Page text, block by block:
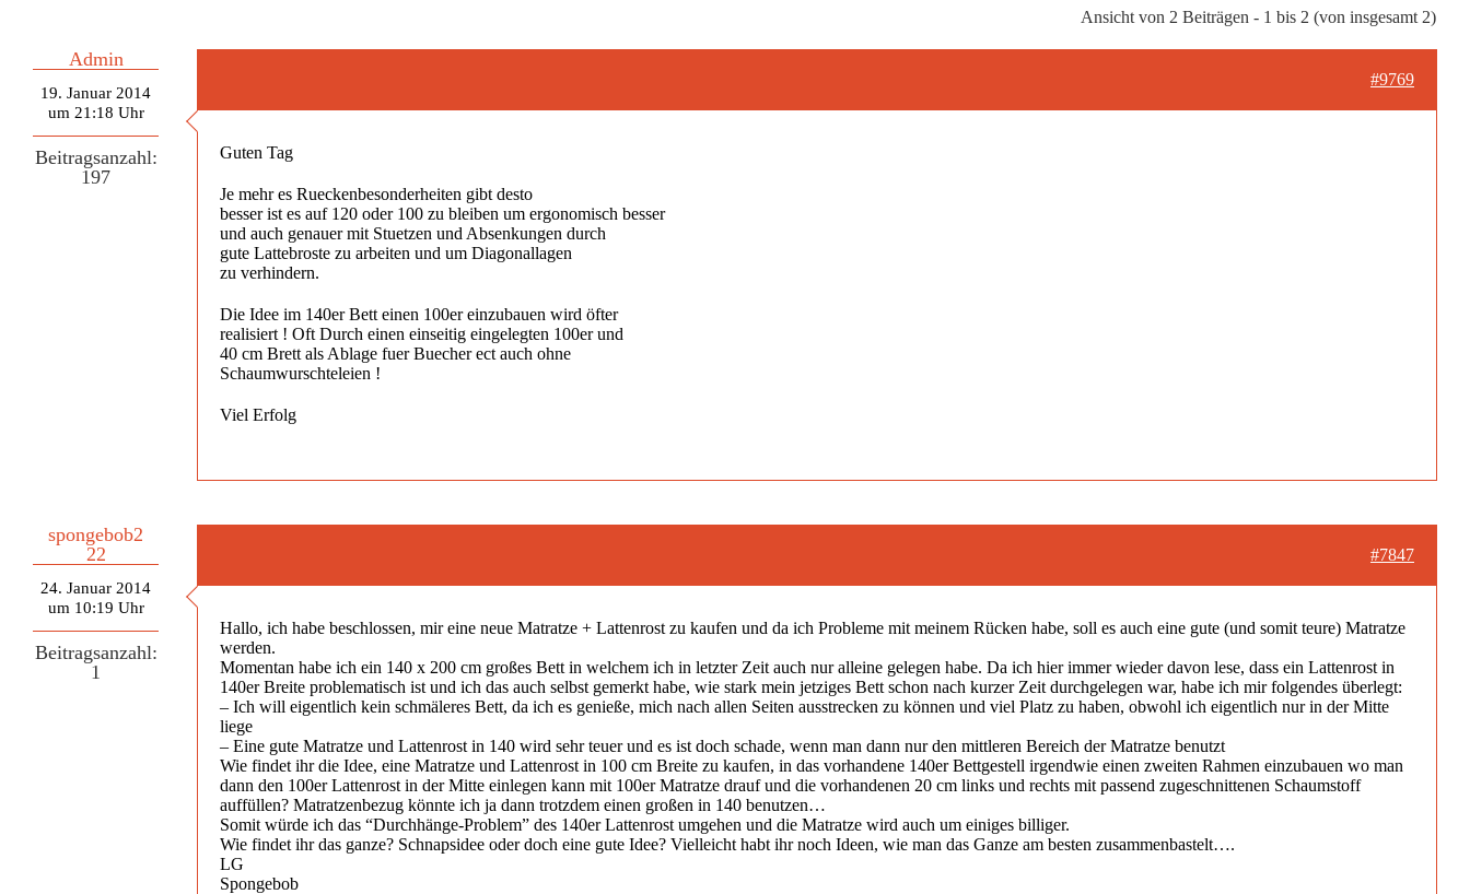
Ansicht von 2 Beiträgen - 1 bis 2 (von insgesamt 2)
Admin
19. Januar 2014
um 21:18 Uhr
Beitragsanzahl:
197
#9769
Guten Tag
Je mehr es Rueckenbesonderheiten gibt desto
besser ist es auf 120 oder 100 zu bleiben um ergonomisch besser
und auch genauer mit Stuetzen und Absenkungen durch
gute Lattebroste zu arbeiten und um Diagonallagen
zu verhindern.
Die Idee im 140er Bett einen 100er einzubauen wird öfter
realisiert ! Oft Durch einen einseitig eingelegten 100er und
40 cm Brett als Ablage fuer Buecher ect auch ohne
Schaumwurschteleien !
Viel Erfolg
spongebob2
22
24. Januar 2014
um 10:19 Uhr
Beitragsanzahl:
1
#7847
Hallo, ich habe beschlossen, mir eine neue Matratze + Lattenrost zu kaufen und da ich Probleme mit meinem Rücken habe, soll es auch eine gute (und somit teure) Matratze
werden.
Momentan habe ich ein 140 x 200 cm großes Bett in welchem ich in letzter Zeit auch nur alleine gelegen habe. Da ich hier immer wieder davon lese, dass ein Lattenrost in
140er Breite problematisch ist und ich das auch selbst gemerkt habe, wie stark mein jetziges Bett schon nach kurzer Zeit durchgelegen war, habe ich mir folgendes überlegt:
– Ich will eigentlich kein schmäleres Bett, da ich es genieße, mich nach allen Seiten ausstrecken zu können und viel Platz zu haben, obwohl ich eigentlich nur in der Mitte
liege
– Eine gute Matratze und Lattenrost in 140 wird sehr teuer und es ist doch schade, wenn man dann nur den mittleren Bereich der Matratze benutzt
Wie findet ihr die Idee, eine Matratze und Lattenrost in 100 cm Breite zu kaufen, in das vorhandene 140er Bettgestell irgendwie einen zweiten Rahmen einzubauen wo man
dann den 100er Lattenrost in der Mitte einlegen kann mit 100er Matratze drauf und die vorhandenen 20 cm links und rechts mit passend zugeschnittenen Schaumstoff
auffüllen? Matratzenbezug könnte ich ja dann trotzdem einen großen in 140 benutzen…
Somit würde ich das “Durchhänge-Problem” des 140er Lattenrost umgehen und die Matratze wird auch um einiges billiger.
Wie findet ihr das ganze? Schnapsidee oder doch eine gute Idee? Vielleicht habt ihr noch Ideen, wie man das Ganze am besten zusammenbastelt….
LG
Spongebob